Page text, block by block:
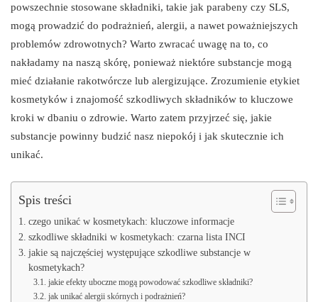
powszechnie stosowane składniki, takie jak parabeny czy SLS,
mogą prowadzić do podrażnień, alergii, a nawet poważniejszych
problemów zdrowotnych? Warto zwracać uwagę na to, co
nakładamy na naszą skórę, ponieważ niektóre substancje mogą
mieć działanie rakotwórcze lub alergizujące. Zrozumienie etykiet
kosmetyków i znajomość szkodliwych składników to kluczowe
kroki w dbaniu o zdrowie. Warto zatem przyjrzeć się, jakie
substancje powinny budzić nasz niepokój i jak skutecznie ich
unikać.
Spis treści
czego unikać w kosmetykach: kluczowe informacje
szkodliwe składniki w kosmetykach: czarna lista INCI
jakie są najczęściej występujące szkodliwe substancje w
kosmetykach?
jakie efekty uboczne mogą powodować szkodliwe składniki?
jak unikać alergii skórnych i podrażnień?